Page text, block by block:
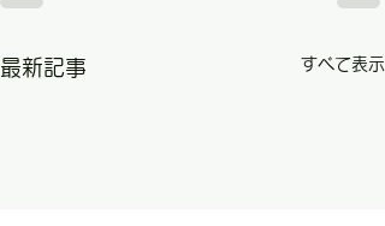
最新記事 すべて表示